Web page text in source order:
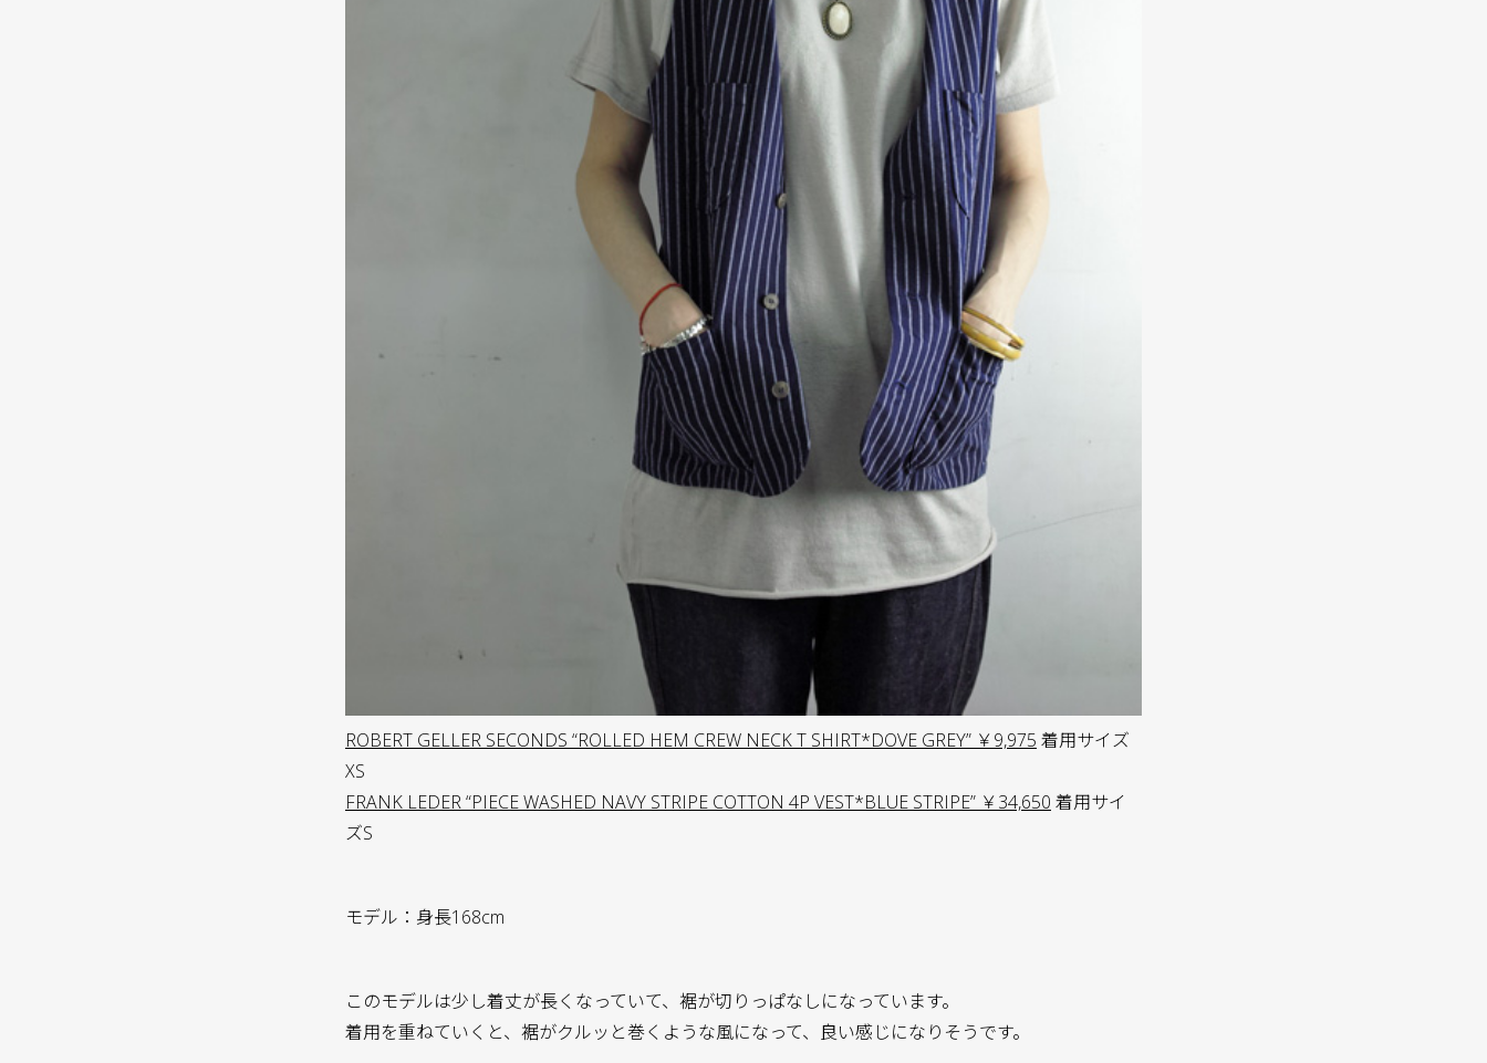
ROBERT GELLER SECONDS “ROLLED HEM CREW NECK T SHIRT*DOVE GREY” ￥9,975 着用サイズ
XS
FRANK LEDER “PIECE WASHED NAVY STRIPE COTTON 4P VEST*BLUE STRIPE” ￥34,650 着用サイ
ズS
モデル：身長168cm
このモデルは少し着丈が長くなっていて、裾が切りっぱなしになっています。
着用を重ねていくと、裾がクルッと巻くような風になって、良い感じになりそうです。